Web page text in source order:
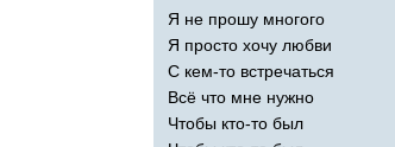
Я не прошу многого
Я просто хочу любви
С кем-то встречаться
Всё что мне нужно
Чтобы кто-то был